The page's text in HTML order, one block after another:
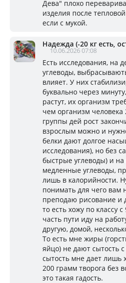
Дева" плохо
изделия после
если с мукой.
Надежда (-20 кг есть,
10.06.2026 07:08
Есть исследования, на
углеводы,
влияет. У них
буквально через
растут, их организм
чем организм человека
группы дей рост
взрослым можно и
белки дают долгое
исследования), но без
быстрые углеводы) и на
медленные углеводы,
лишь в калорийности.
понимать для чего вам
преподаю рисование и
то есть хожу по классу
часть пути иду на
другую, домой,
То есть мне жиры
яйцо) не дают сытость
сытость мне дает лишь
200 грамм творога без
это такая гадость.